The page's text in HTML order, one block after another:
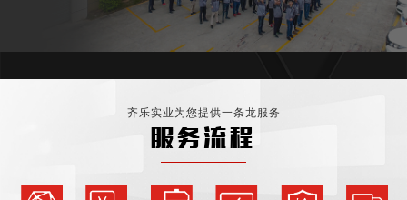
齐乐实业为您提供一条龙服务
服务流程